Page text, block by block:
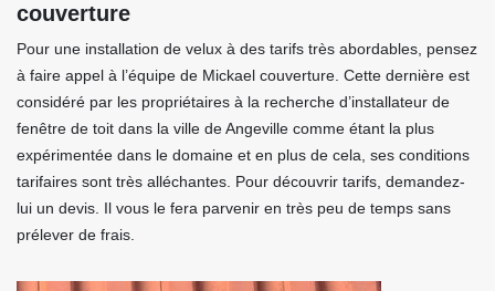
couverture
Pour une installation de velux à des tarifs très abordables, pensez
à faire appel à l’équipe de Mickael couverture. Cette dernière est
considéré par les propriétaires à la recherche d’installateur de
fenêtre de toit dans la ville de Angeville comme étant la plus
expérimentée dans le domaine et en plus de cela, ses conditions
tarifaires sont très alléchantes. Pour découvrir tarifs, demandez-
lui un devis. Il vous le fera parvenir en très peu de temps sans
prélever de frais.